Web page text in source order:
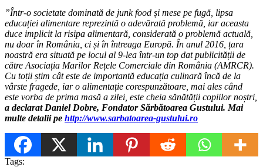
”Într-o societate dominată de junk food și mese pe fugă, lipsa
educației alimentare reprezintă o adevărată problemă, iar aceasta
duce implicit la risipa alimentară, considerată o problemă actuală,
nu doar în România, ci și în întreaga Europă. În anul 2016, țara
noastră era situată pe locul al 9-lea într-un top dat publicității de
către Asociația Marilor Rețele Comerciale din România (AMRCR).
Cu toții știm cât este de importantă educația culinară încă de la
vârste fragede, iar o alimentație corespunzătoare, mai ales când
este vorba de prima masă a zilei, este cheia sănătății copiilor noștri,
a declarat Daniel Dobre, Fondator Sărbătoarea Gustului. Mai
multe detalii pe http://www.sarbatoarea-gustului.ro
Tags: